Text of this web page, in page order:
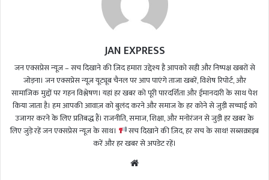
JAN EXPRESS
जन एक्सप्रेस न्यूज़ – सच दिखाने की ज़िद हमारा उद्देश्य है आपको सही और निष्पक्ष खबरों से
जोड़ना। जन एक्सप्रेस न्यूज़ यूट्यूब चैनल पर आप पाएंगे ताजा खबरें, विशेष रिपोर्ट, और
सामाजिक मुद्दों पर गहन विश्लेषण। यहां हर खबर को पूरी पारदर्शिता और ईमानदारी के साथ पेश
किया जाता है। हम आपकी आवाज़ को बुलंद करने और समाज के हर कोने से जुड़ी सच्चाई को
उजागर करने के लिए प्रतिबद्ध हैं। राजनीति, समाज, शिक्षा, और मनोरंजन से जुड़ी हर खबर के
लिए जुड़े रहें जन एक्सप्रेस न्यूज़ के साथ।
सच दिखाने की ज़िद, हर सच के साथ! सब्सक्राइब
करें और हर खबर से अपडेट रहें।